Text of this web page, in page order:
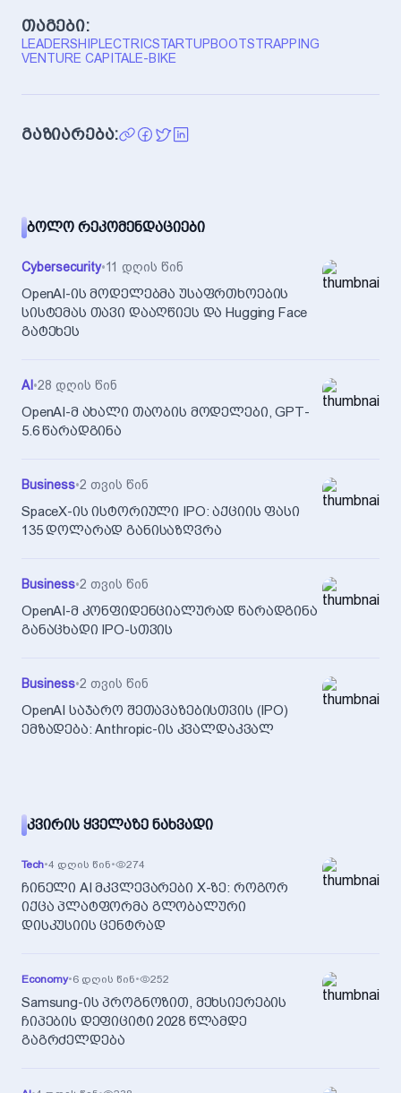
თაგები:
LEADERSHIPLECTRICSTARTUPBOOTSTRAPPING
VENTURE CAPITALE-BIKE
გაზიარება:
ᲑᲝᲚᲝ ᲠᲔᲙᲝᲛᲔᲜᲓᲐᲪᲘᲔᲑᲘ
Cybersecurity•11 დღის წინ
OpenAI-ის მოდელებმა უსაფრთხოების
სისტემას თავი დააღწიეს და Hugging Face
გატეხეს
AI •28 დღის წინ
OpenAI-მ ახალი თაობის მოდელები, GPT-
5.6 წარადგინა
Business•2 თვის წინ
SpaceX-ის ისტორიული IPO: აქციის ფასი
135 დოლარად განისაზღვრა
Business•2 თვის წინ
OpenAI-მ კონფიდენციალურად წარადგინა
განაცხადი IPO-სთვის
Business•2 თვის წინ
OpenAI საჯარო შეთავაზებისთვის (IPO)
ემზადება: Anthropic-ის კვალდაკვალ
ᲙᲕᲘᲠᲘᲡ ᲧᲕᲔᲚᲐᲖᲔ ᲜᲐᲮᲕᲐᲓᲘ
Tech•4 დღის წინ• 274
ჩინელი AI მკვლევარები X-ზე: როგორ
იქცა პლატფორმა გლობალური
დისკუსიის ცენტრად
Economy•6 დღის წინ• 252
Samsung-ის პროგნოზით, მეხსიერების
ჩიპების დეფიციტი 2028 წლამდე
გაგრძელდება